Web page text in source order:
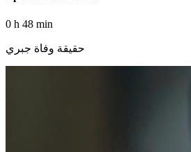
0 h 48 min
حقيقة وفاة جبري